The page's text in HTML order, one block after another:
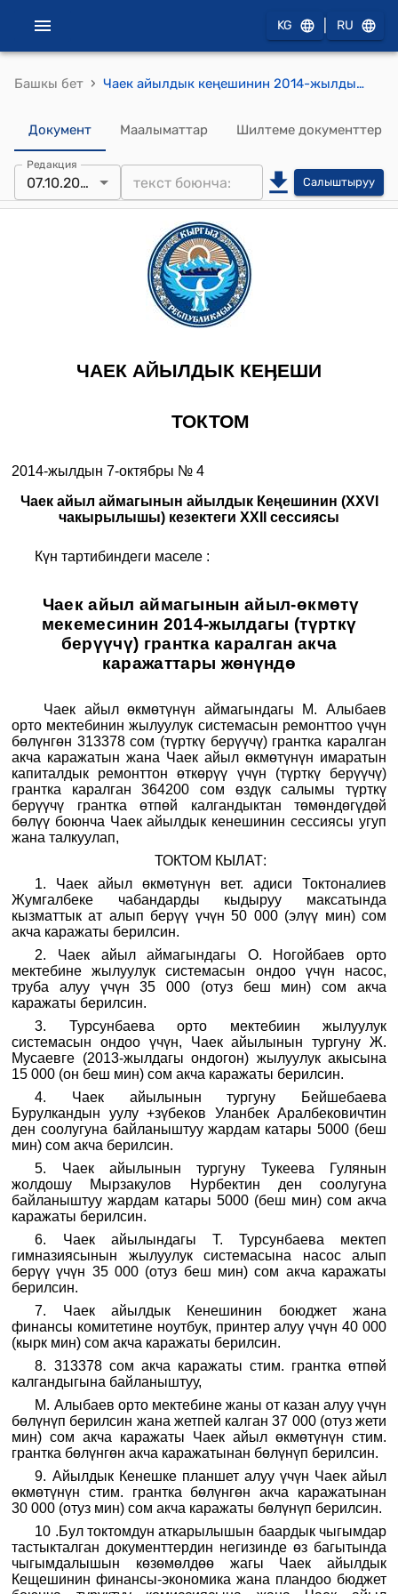
KG RU
Башкы бет › Чаек айылдык кеңешинин 2014-жылдын 7-октябрындагы № 4 " Чаек айыл аймагынын айыл-өкмөтү мекемесинин 2014-жылдагы (түрткү берүүчү) грантка каралган акча каражаттары жөнүндө" токтому
Документ Маалыматтар Шилтеме документтер
Редакция
07.10.2014 Салыштыруу